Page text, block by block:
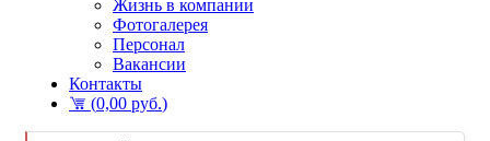
Жизнь в компании
Фотогалерея
Персонал
Вакансии
Контакты
(0,00 руб.)